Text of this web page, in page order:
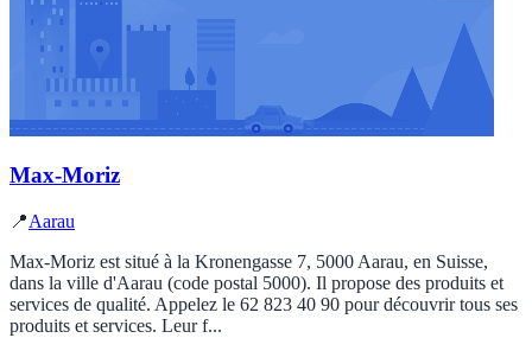
Max-Moriz
📍Aarau
Max-Moriz est situé à la Kronengasse 7, 5000 Aarau, en Suisse,
dans la ville d'Aarau (code postal 5000). Il propose des produits et
services de qualité. Appelez le 62 823 40 90 pour découvrir tous ses
produits et services. Leur f...